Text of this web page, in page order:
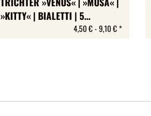
»KITTY« | BIALETTI | 5
4,50 € -9,10 € *